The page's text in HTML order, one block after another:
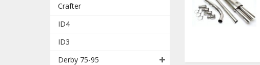
Crafter
ID4
ID3
Derby 75-95